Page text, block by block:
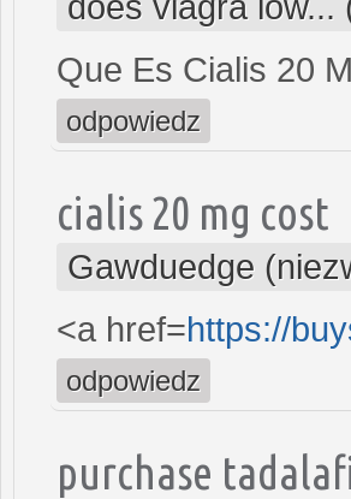
Que Es Cialis 20
odpowiedz
cialis 20 mg cost
Gawduedge
<a href=https://
odpowiedz
purchase